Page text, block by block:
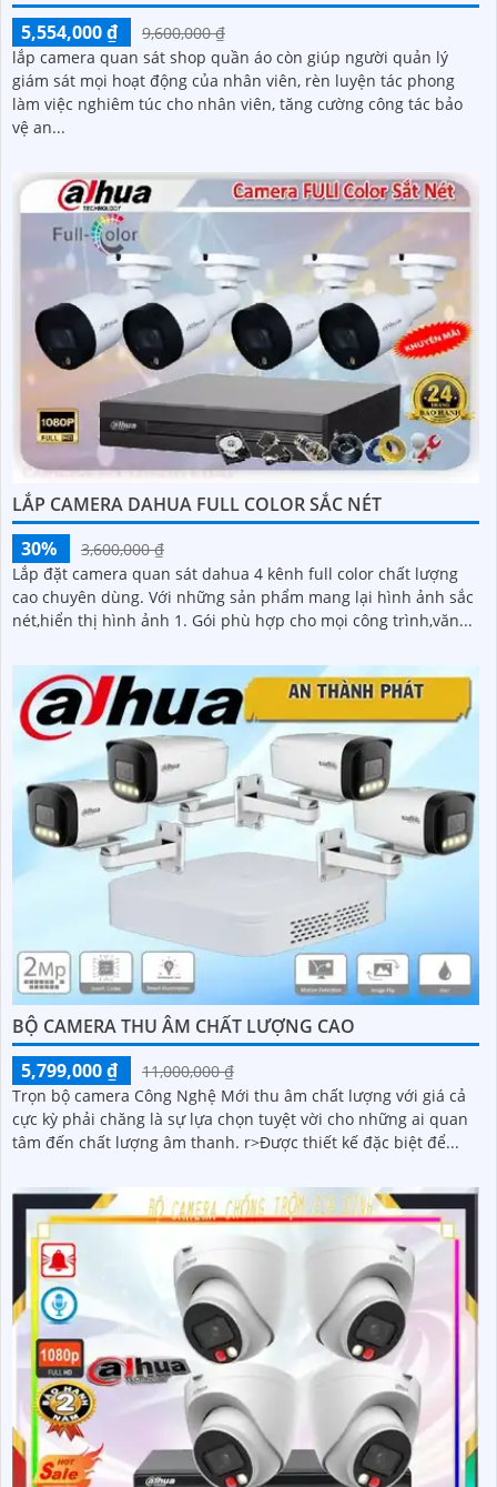
5,554,000 ₫
9,600,000 ₫
lắp camera quan sát shop quần áo còn giúp người quản lý
giám sát mọi hoạt động của nhân viên, rèn luyện tác phong
làm việc nghiêm túc cho nhân viên, tăng cường công tác bảo
vệ an...
LẮP CAMERA DAHUA FULL COLOR SẮC NÉT
30%
3,600,000 ₫
Lắp đặt camera quan sát dahua 4 kênh full color chất lượng
cao chuyên dùng. Với những sản phẩm mang lại hình ảnh sắc
nét,hiển thị hình ảnh 1. Gói phù hợp cho mọi công trình,văn...
BỘ CAMERA THU ÂM CHẤT LƯỢNG CAO
5,799,000 ₫
11,000,000 ₫
Trọn bộ camera Công Nghệ Mới thu âm chất lượng với giá cả
cực kỳ phải chăng là sự lựa chọn tuyệt vời cho những ai quan
tâm đến chất lượng âm thanh. r>Được thiết kế đặc biệt để...